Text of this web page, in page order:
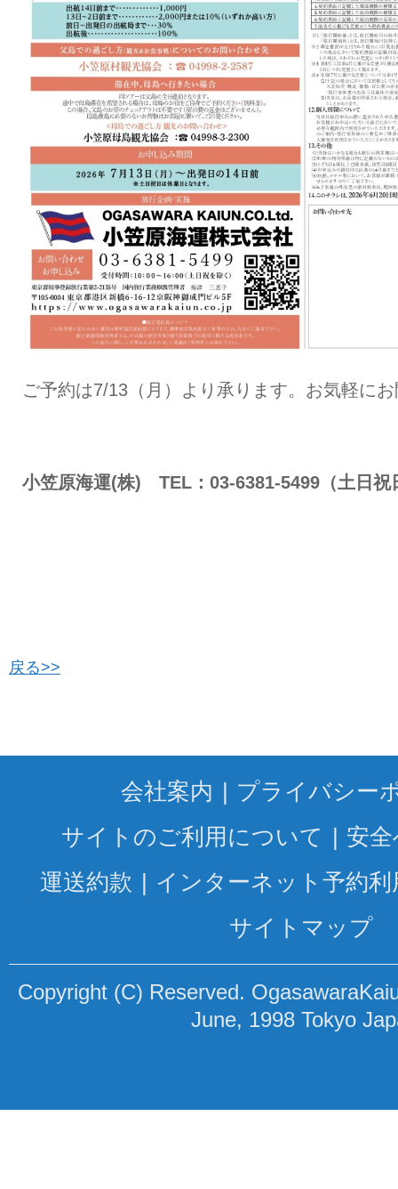
ご予約は7/13（月）より承ります。お気軽に
小笠原海運(株) TEL：03-6381-5499（土日祝
戻る>>
会社案内
プライバシー
サイトのご利用について
安
運送約款
インターネット予約利
サイトマップ
Copyright (C) Reserved.
June, 1998 Tokyo